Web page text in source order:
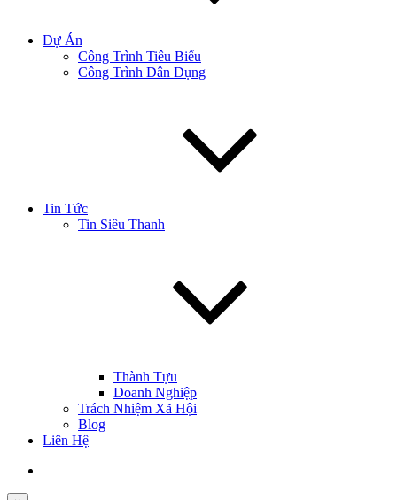
Dự Án
Công Trình Tiêu Biểu
Công Trình Dân Dụng
Tin Tức
Tin Siêu Thanh
Thành Tựu
Doanh Nghiệp
Trách Nhiệm Xã Hội
Blog
Liên Hệ